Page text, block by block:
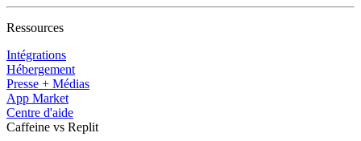
Ressources
Intégrations
Hébergement
Presse + Médias
App Market
Centre d'aide
Caffeine vs Replit